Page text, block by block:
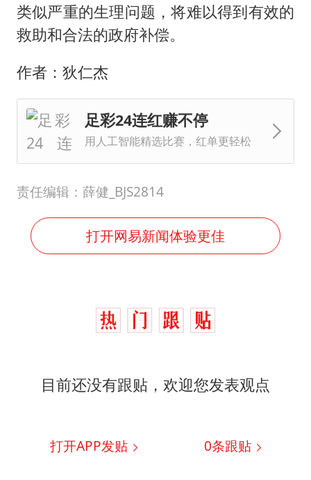
类似严重的生理问题，将难以得到有效的
救助和合法的政府补偿。
作者：狄仁杰
足彩24连红赚不停
用人工智能精选比赛，红单更轻松
责任编辑：薛健_BJS2814
打开网易新闻体验更佳
目前还没有跟贴，欢迎您发表观点
打开APP发贴 0条跟贴